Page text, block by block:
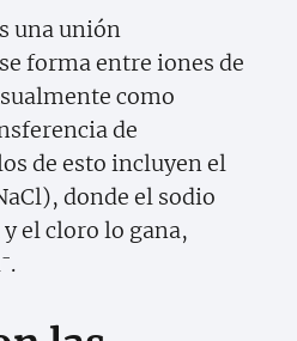
una unión
forma entre iones de
como
de
de esto incluyen el
donde el sodio
el cloro lo gana,
-.